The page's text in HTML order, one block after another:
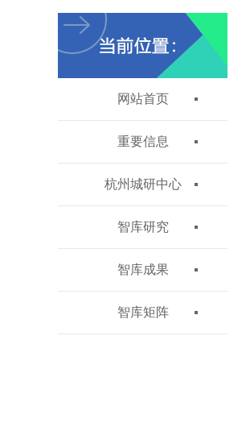
网站首页
重要信息
杭州城研中心
智库研究
智库成果
智库矩阵